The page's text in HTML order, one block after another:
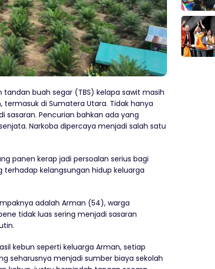
buah segar (TBS) kelapa sawit masih
di Sumatera Utara. Tidak hanya
sasaran. Pencurian bahkan ada yang
Narkoba dipercaya menjadi salah satu
panen kerap jadi persoalan serius bagi
kelangsungan hidup keluarga
adalah Arman (54), warga
tidak luas sering menjadi sasaran
kebun seperti keluarga Arman, setiap
seharusnya menjadi sumber biaya sekolah